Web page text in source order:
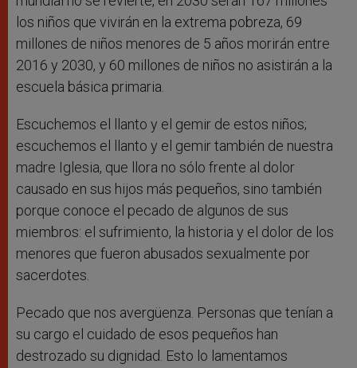
los niños que vivirán en la extrema pobreza, 69
millones de niños menores de 5 años morirán entre
2016 y 2030, y 60 millones de niños no asistirán a la
escuela básica primaria.
Escuchemos el llanto y el gemir de estos niños;
escuchemos el llanto y el gemir también de nuestra
madre Iglesia, que llora no sólo frente al dolor
causado en sus hijos más pequeños, sino también
porque conoce el pecado de algunos de sus
miembros: el sufrimiento, la historia y el dolor de los
menores que fueron abusados sexualmente por
sacerdotes.
Pecado que nos avergüenza. Personas que tenían a
su cargo el cuidado de esos pequeños han
destrozado su dignidad. Esto lo lamentamos